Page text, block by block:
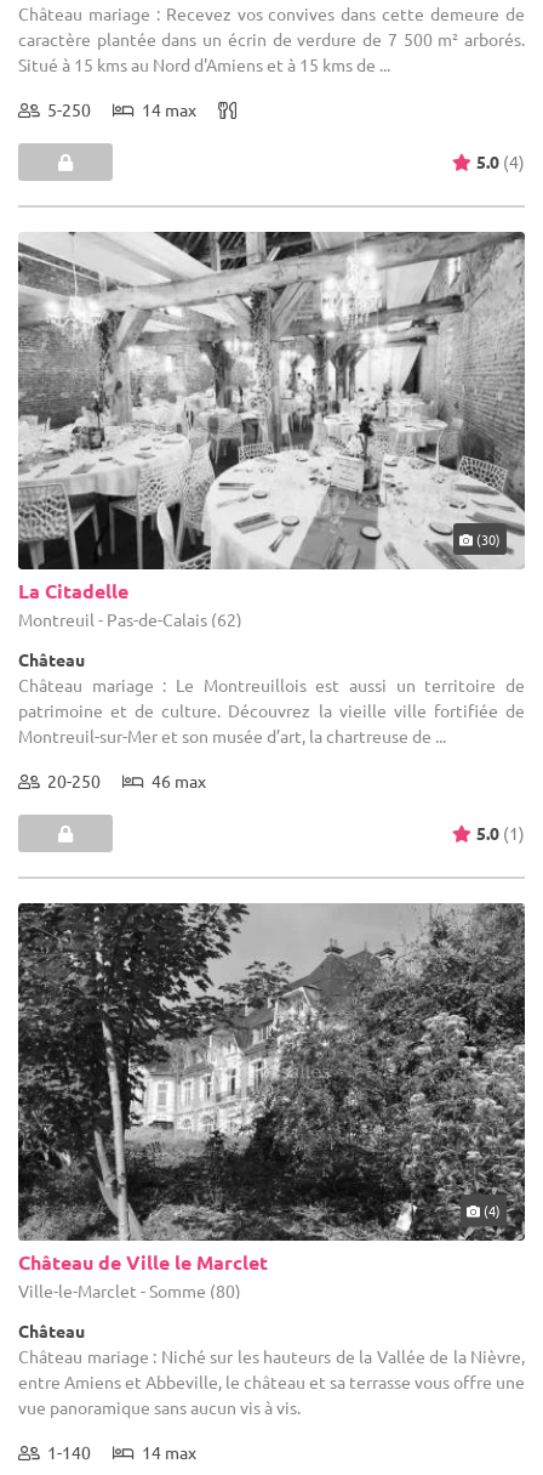
Château mariage : Recevez vos convives dans cette demeure de
caractère plantée dans un écrin de verdure de 7 500 m² arborés.
Situé à 15 kms au Nord d'Amiens et à 15 kms de ...
5-250 14 max
5.0 (4)
(30)
La Citadelle
Montreuil - Pas-de-Calais (62)
Château
Château mariage : Le Montreuillois est aussi un territoire de
patrimoine et de culture. Découvrez la vieille ville fortifiée de
Montreuil-sur-Mer et son musée d’art, la chartreuse de ...
20-250 46 max
5.0 (1)
(4)
Château de Ville le Marclet
Ville-le-Marclet - Somme (80)
Château
Château mariage : Niché sur les hauteurs de la Vallée de la Nièvre,
entre Amiens et Abbeville, le château et sa terrasse vous offre une
vue panoramique sans aucun vis à vis.
1-140 14 max